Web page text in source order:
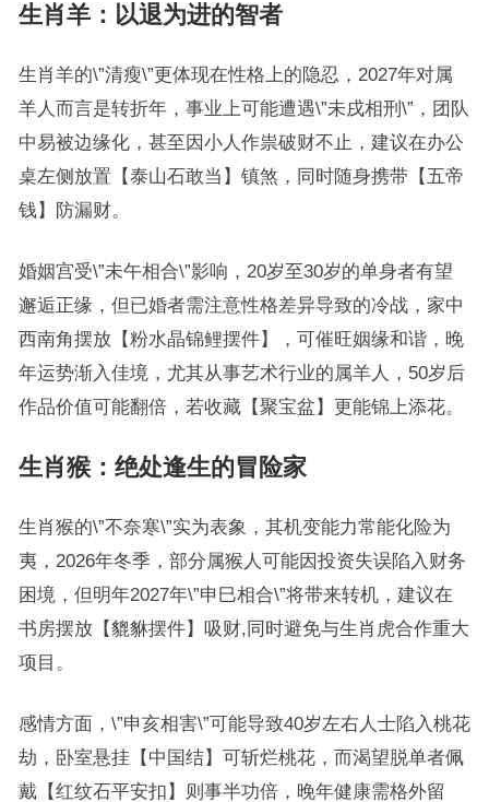
生肖羊：以退为进的智者
生肖羊的\”清瘦\”更体现在性格上的隐忍，2027年对属
羊人而言是转折年，事业上可能遭遇\”未戌相刑\”，团队
中易被边缘化，甚至因小人作祟破财不止，建议在办公
桌左侧放置【泰山石敢当】镇煞，同时随身携带【五帝
钱】防漏财。
婚姻宫受\”未午相合\”影响，20岁至30岁的单身者有望
邂逅正缘，但已婚者需注意性格差异导致的冷战，家中
西南角摆放【粉水晶锦鲤摆件】，可催旺姻缘和谐，晚
年运势渐入佳境，尤其从事艺术行业的属羊人，50岁后
作品价值可能翻倍，若收藏【聚宝盆】更能锦上添花。
生肖猴：绝处逢生的冒险家
生肖猴的\”不奈寒\”实为表象，其机变能力常能化险为
夷，2026年冬季，部分属猴人可能因投资失误陷入财务
困境，但明年2027年\”申巳相合\”将带来转机，建议在
书房摆放【貔貅摆件】吸财,同时避免与生肖虎合作重大
项目。
感情方面，\”申亥相害\”可能导致40岁左右人士陷入桃花
劫，卧室悬挂【中国结】可斩烂桃花，而渴望脱单者佩
戴【红纹石平安扣】则事半功倍，晚年健康需格外留